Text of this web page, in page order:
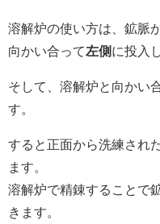
溶解炉の使い方は、鉱脈
向かい合って左側 に投入
そして、溶解炉と向かい
す。
すると正面から洗練され
ます。
溶解炉で精錬することで
きます。